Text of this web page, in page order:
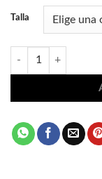
Talla
Shorts de baile